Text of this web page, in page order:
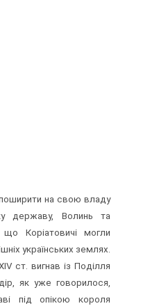
поширити на свою владу
державу, Волинь та
що Коріатовичі могли
українських землях.
ст. вигнав із Поділля
як уже говорилося,
під опікою короля